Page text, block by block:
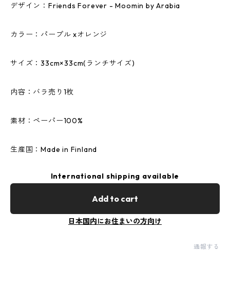
デザイン：Friends Forever - Moomin by Arabia
カラー：パープル xオレンジ
サイズ：33cm×33cm(ランチサイズ)
内容：バラ売り1枚
素材：ペーパー100%
生産国：Made in Finland
International shipping available
Add to cart
日本国内にお住まいの方向け
通報する